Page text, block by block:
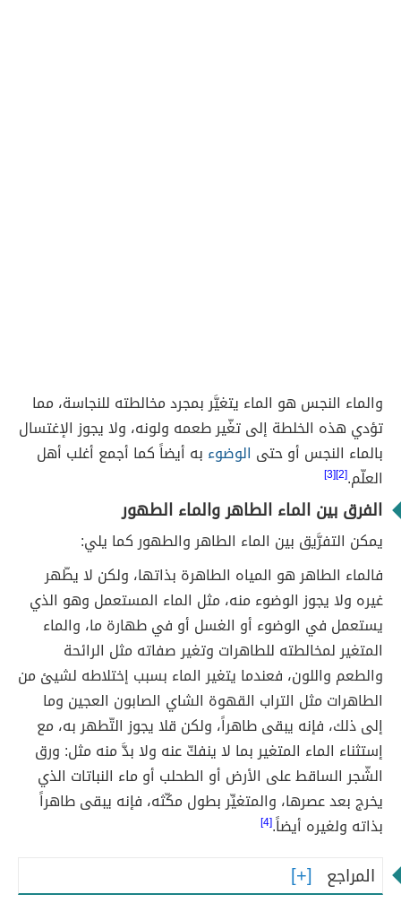
والماء النجس هو الماء يتغيَّر بمجرد مخالطته للنجاسة، مما
تؤدي هذه الخلطة إلى تغّير طعمه ولونه، ولا يجوز الإغتسال
بالماء النجس أو حتى الوضوء به أيضاً كما أجمع أغلب أهل
العلّم.[2][3]
الفرق بين الماء الطاهر والماء الطهور
يمكن التفرَّيق بين الماء الطاهر والطهور كما يلي:
فالماء الطاهر هو المياه الطاهرة بذاتها، ولكن لا يطّهر
غيره ولا يجوز الوضوء منه، مثل الماء المستعمل وهو الذي
يستعمل في الوضوء أو الغسل أو في طهارة ما، والماء
المتغير لمخالطته للطاهرات وتغير صفاته مثل الرائحة
والطعم واللون، فعندما يتغير الماء بسبب إختلاطه لشيئ من
الطاهرات مثل التراب القهوة الشاي الصابون العجين وما
إلى ذلك، فإنه يبقى طاهراً، ولكن قلا يجوز التّطهر به، مع
إستثناء الماء المتغير بما لا ينفكّ عنه ولا بدَّ منه مثل: ورق
الشّجر الساقط على الأرض أو الطحلب أو ماء النباتات الذي
يخرج بعد عصرها، والمتغيِّر بطول مكّثه، فإنه يبقى طاهراً
بذاته ولغيره أيضاً.[4]
المراجع